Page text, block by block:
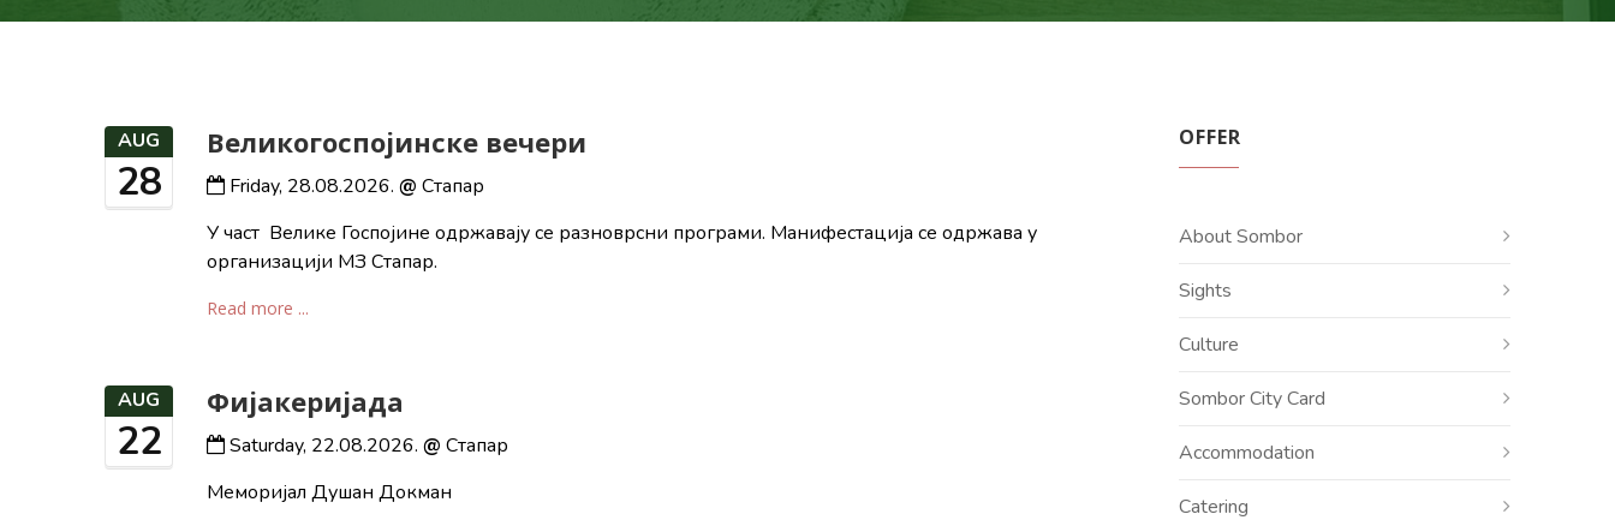
AUG
28
Великогоспојинске вечери
Friday, 28.08.2026. @ Стапар
У част Велике Госпојине одржавају се разноврсни програми. Манифестација се одржава у
организацији МЗ Стапар.
Read more ...
AUG
22
Фијакеријада
Saturday, 22.08.2026. @ Стапар
Меморијал Душан Докман
OFFER
About Sombor
Sights
Culture
Sombor City Card
Accommodation
Catering